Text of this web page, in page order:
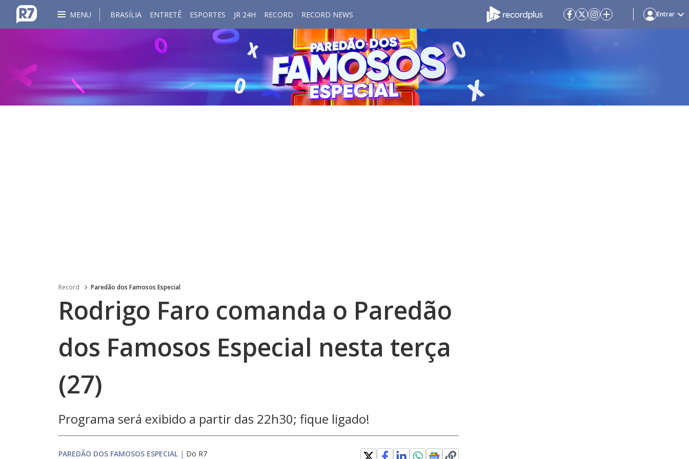
MENU BRASÍLIA ENTRETÊ ESPORTES JR 24H RECORD RECORD NEWS Entrar
Record Paredão dos Famosos Especial
Rodrigo Faro comanda o Paredão
dos Famosos Especial nesta terça
(27)
Programa será exibido a partir das 22h30; fique ligado!
PAREDÃO DOS FAMOSOS ESPECIAL | Do R7